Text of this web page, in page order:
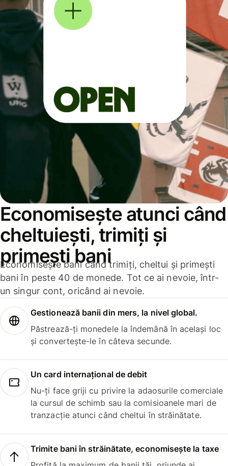
Economisește atunci când
cheltuiești, trimiți și
primești bani
Economisește bani când trimiți, cheltui și primești
bani în peste 40 de monede. Tot ce ai nevoie, într-
un singur cont, oricând ai nevoie.
Gestionează banii din mers, la nivel global.
Păstrează-ți monedele la îndemână în același loc
și convertește-le în câteva secunde.
Un card internațional de debit
Nu-ți face griji cu privire la adaosurile comerciale
la cursul de schimb sau la comisioanele mari de
tranzacție atunci când cheltui în străinătate.
Trimite bani în străinătate, economisește la taxe